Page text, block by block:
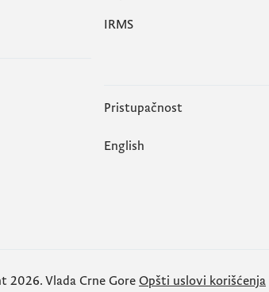
IRMS
Pristupačnost
English
2026. Vlada Crne Gore Opšti uslovi korišćenja